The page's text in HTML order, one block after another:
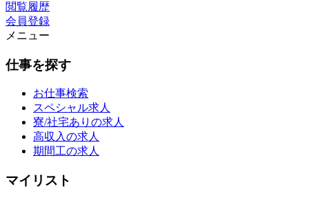
閲覧履歴
会員登録
メニュー
仕事を探す
お仕事検索
スペシャル求人
寮/社宅ありの求人
高収入の求人
期間工の求人
マイリスト